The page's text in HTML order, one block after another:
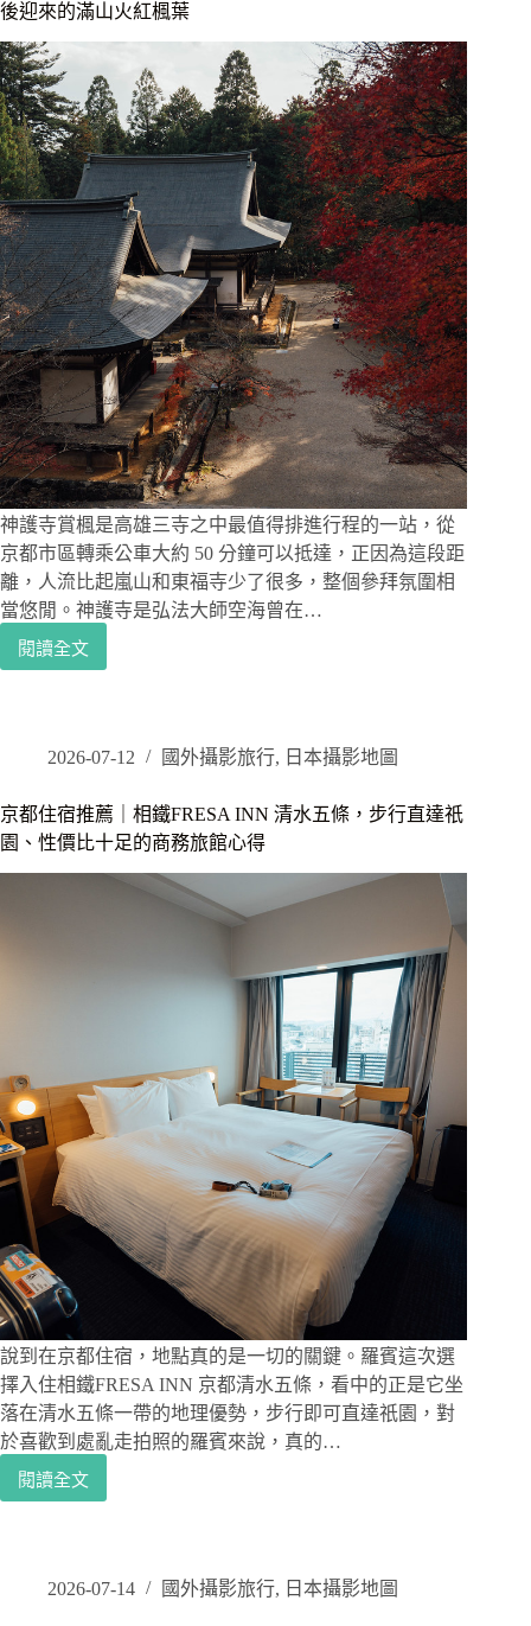
｜
竹
林
遇
楓
紅、
障
子
窗
框
望
庭
院，
嵐
山
最
靜
的
賞
楓
體
驗
後迎來的滿山火紅楓葉
神護寺賞楓是高雄三寺之中最值得排進行程的一站，從
京都市區轉乘公車大約 50 分鐘可以抵達，正因為這段距
離，人流比起嵐山和東福寺少了很多，整個參拜氛圍相
當悠閒。神護寺是弘法大師空海曾在…
閱讀全文
京
景
｜
秋
天
爬
上
長
長
石
階
來
的
滿
山
火
紅
楓
葉
2026-07-12 國外攝影旅行, 日本攝影地圖
京都住宿推薦｜相鐵FRESA INN 清水五條，步行直達祇
園、性價比十足的商務旅館心得
說到在京都住宿，地點真的是一切的關鍵。羅賓這次選
擇入住相鐵FRESA INN 京都清水五條，看中的正是它坐
落在清水五條一帶的地理優勢，步行即可直達祇園，對
於喜歡到處亂走拍照的羅賓來說，真的…
閱讀全文
京
推
2026-07-14 國外攝影旅行, 日本攝影地圖